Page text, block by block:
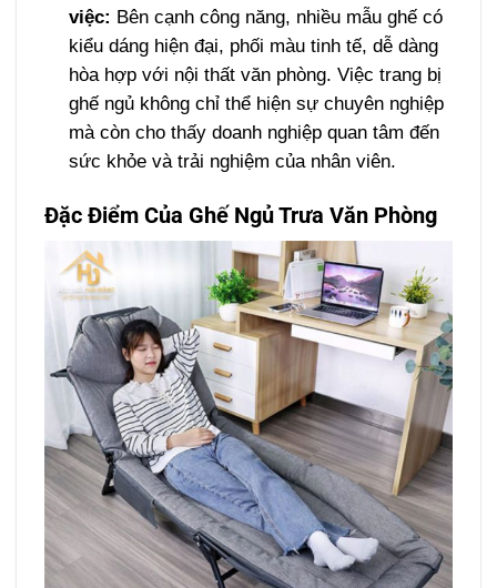
việc: Bên cạnh công năng, nhiều mẫu ghế có
kiểu dáng hiện đại, phối màu tinh tế, dễ dàng
hòa hợp với nội thất văn phòng. Việc trang bị
ghế ngủ không chỉ thể hiện sự chuyên nghiệp
mà còn cho thấy doanh nghiệp quan tâm đến
sức khỏe và trải nghiệm của nhân viên.
Đặc Điểm Của Ghế Ngủ Trưa Văn Phòng